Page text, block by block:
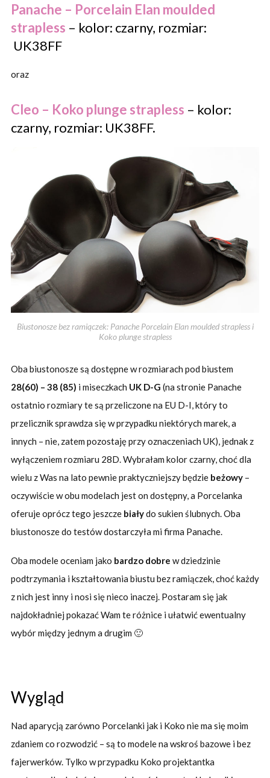
Panache – Porcelain Elan moulded
strapless – kolor: czarny, rozmiar:
UK38FF
oraz
Cleo – Koko plunge strapless – kolor:
czarny, rozmiar: UK38FF.
Biustonosze bez ramiączek: Panache Porcelain Elan moulded strapless i
Koko plunge strapless
Oba biustonosze są dostępne w rozmiarach pod biustem
28(60) – 38 (85) i miseczkach UK D-G (na stronie Panache
ostatnio rozmiary te są przeliczone na EU D-I, który to
przelicznik sprawdza się w przypadku niektórych marek, a
innych – nie, zatem pozostaję przy oznaczeniach UK), jednak z
wyłączeniem rozmiaru 28D. Wybrałam kolor czarny, choć dla
wielu z Was na lato pewnie praktyczniejszy będzie beżowy–
oczywiście w obu modelach jest on dostępny, a Porcelanka
oferuje oprócz tego jeszcze białydo sukien ślubnych. Oba
biustonosze do testów dostarczyła mi firma Panache.
Oba modele oceniam jako bardzo dobre w dziedzinie
podtrzymania i kształtowania biustu bez ramiączek, choć każdy
z nich jest inny i nosi się nieco inaczej. Postaram się jak
najdokładniej pokazać Wam te różnice i ułatwić ewentualny
wybór między jednym a drugim 🙂
Wygląd
Nad aparycją zarówno Porcelanki jak i Koko nie ma się moim
zdaniem co rozwodzić – są to modele na wskroś bazowe i bez
fajerwerków. Tylko w przypadku Koko projektantka